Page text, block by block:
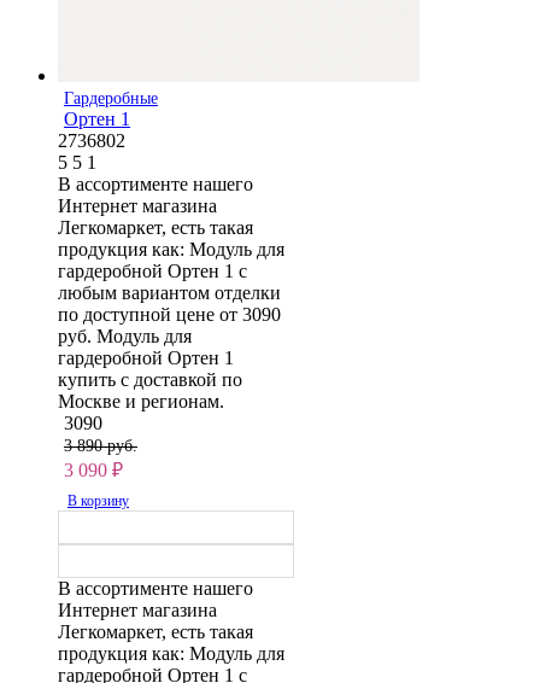
Гардеробные
Ортен 1
2736802
5 5 1
В ассортименте нашего
Интернет магазина
Легкомаркет, есть такая
продукция как: Модуль для
гардеробной Ортен 1 с
любым вариантом отделки
по доступной цене от 3090
руб. Модуль для
гардеробной Ортен 1
купить с доставкой по
Москве и регионам.
3090
3 890 руб.
3 090 ₽
В корзину
В ассортименте нашего
Интернет магазина
Легкомаркет, есть такая
продукция как: Модуль для
гардеробной Ортен 1 с